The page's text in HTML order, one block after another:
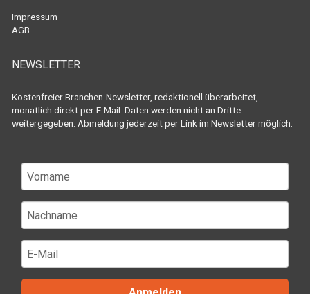
Impressum
AGB
NEWSLETTER
Kostenfreier Branchen-Newsletter, redaktionell überarbeitet,
monatlich direkt per E-Mail. Daten werden nicht an Dritte
weitergegeben. Abmeldung jederzeit per Link im Newsletter möglich.